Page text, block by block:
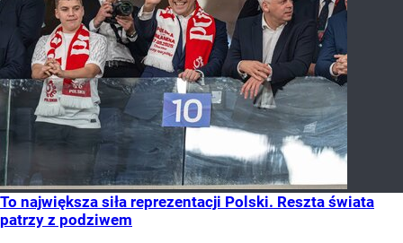
To największa siła reprezentacji Polski. Reszta świata
patrzy z podziwem